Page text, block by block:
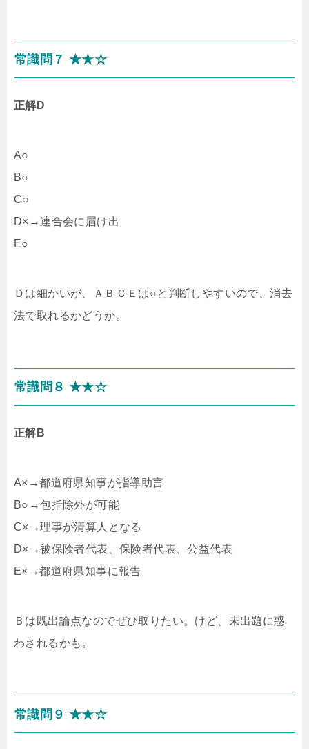
常識問７ ★★☆
正解D
A○
B○
C○
D×→連合会に届け出
E○
Ｄは細かいが、ＡＢＣＥは○と判断しやすいので、消去
法で取れるかどうか。
常識問８ ★★☆
正解B
A×→都道府県知事が指導助言
B○→包括除外が可能
C×→理事が清算人となる
D×→被保険者代表、保険者代表、公益代表
E×→都道府県知事に報告
Ｂは既出論点なのでぜひ取りたい。けど、未出題に惑
わされるかも。
常識問９ ★★☆